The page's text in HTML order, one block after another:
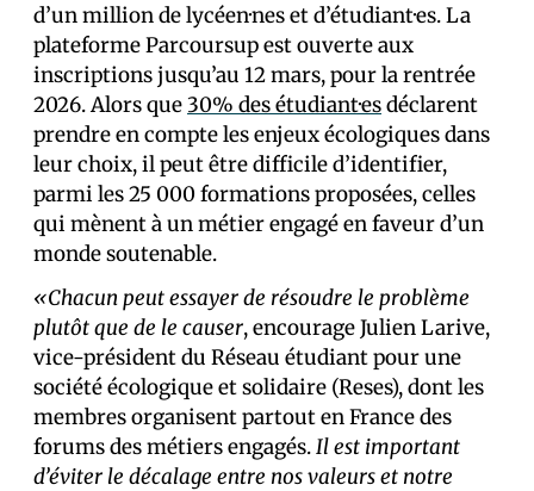
d’un million de lycéen·nes et d’étudiant·es. La
plateforme Parcoursup est ouverte aux
inscriptions jusqu’au 12 mars, pour la rentrée
2026. Alors que30% des étudiant·esdéclarent
prendre en compte les enjeux écologiques dans
leur choix, il peut être difficile d’identifier,
parmi les 25 000 formations proposées, celles
qui mènent à un métier engagé en faveur d’un
monde soutenable.
«Chacun peut essayer de résoudre le problème
plutôt que de le causer, encourage Julien Larive,
vice-président du Réseau étudiant pour une
société écologique et solidaire (Reses), dont les
membres organisent partout en France des
forums des métiers engagés.Il est important
d’éviter le décalage entre nos valeurs et notre